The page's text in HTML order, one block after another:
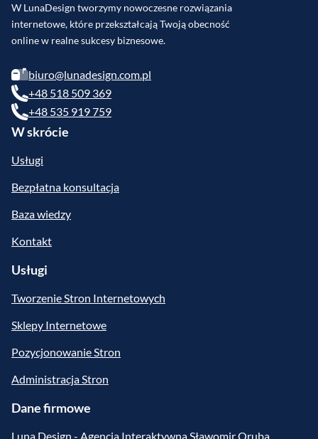
W LunaDesign tworzymy nowoczesne rozwiązania
internetowe, które przekształcają Twoją obecność
online w realne sukcesy biznesowe.
biuro@lunadesign.com.pl
+48 518 509 369
+48 535 919 759
W skrócie
Usługi
Bezpłatna konsultacja
Baza wiedzy
Kontakt
Usługi
Tworzenie Stron Internetowych
Sklepy Internetowe
Pozycjonowanie Stron
Administracja Stron
Dane firmowe
Luna Design - Agencja Interaktywna Sławomir Oruba